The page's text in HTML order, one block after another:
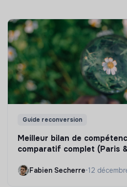
Guide reconversion
Meilleur bilan de
comparatif complet (Paris
Fabien Secherre•12